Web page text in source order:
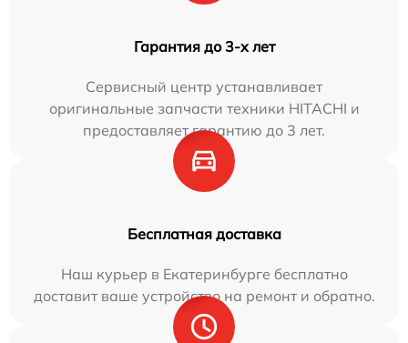
Гарантия до 3-х лет
Сервисный центр устанавливает
оригинальные запчасти техники HITACHI и
предоставляет гарантию до 3 лет.
Бесплатная доставка
Наш курьер в Екатеринбурге бесплатно
доставит ваше устройство на ремонт и обратно.